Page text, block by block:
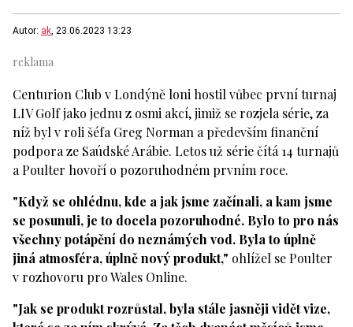
Autor: ak , 23.06.2023 13:23
Centurion Club v Londýně loni hostil vůbec první turnaj
LIV Golf jako jednu z osmi akcí, jimiž se rozjela série, za
níž byl v roli šéfa Greg Norman a především finanční
podpora ze Saúdské Arábie. Letos už série čítá 14 turnajů
a Poulter hovoří o pozoruhodném prvním roce.
"Když se ohlédnu, kde a jak jsme začínali, a kam jsme
se posunuli, je to docela pozoruhodné. Bylo to pro nás
všechny potápění do neznámých vod. Byla to úplně
jiná atmosféra, úplně nový produkt," ohlížel se Poulter
v rozhovoru pro Wales Online.
"Jak se produkt rozrůstal, byla stále jasněji vidět vize,